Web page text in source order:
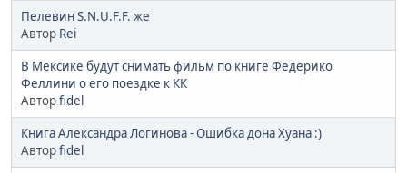
Пелевин S.N.U.F.F. же
Автор Rei
В Мексике будут снимать фильм по книге Федерико
Феллини о его поездке к КК
Авторfidel
Книга Александра Логинова - Ошибка дона Хуана :)
Авторfidel